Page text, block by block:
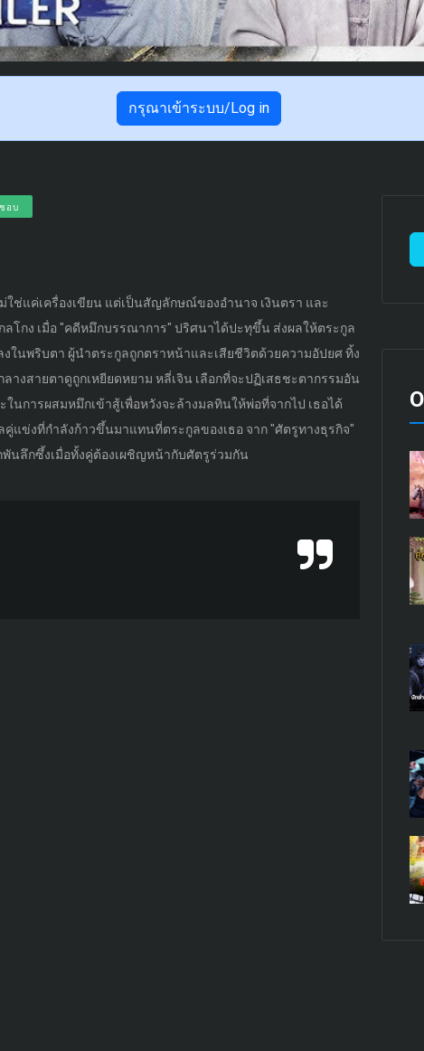
กรุณาเข้าระบบ/Log in
อบ
ใช่แค่เครื่องเขียน แต่เป็นสัญลักษณ์ของอำนาจ เงินตรา และ
โกง เมื่อ "คดีหมึกบรรณาการ" ปริศนาได้ปะทุขึ้น ส่งผลให้ตระกูล
นพริบตา ผู้นำตระกูลถูกตราหน้าและเสียชีวิตด้วยความอัปยศ ทิ้ง
งสายตาดูถูกเหยียดหยาม หลี่เจิน เลือกที่จะปฏิเสธชะตากรรมอัน
การผสมหมึกเข้าสู้เพื่อหวังจะล้างมลทินให้พ่อที่จากไป เธอได้
แข่งที่กำลังก้าวขึ้นมาแทนที่ตระกูลของเธอ จาก "ศัตรูทางธุรกิจ"
นลึกซึ้งเมื่อทั้งคู่ต้องเผชิญหน้ากับศัตรูร่วมกัน